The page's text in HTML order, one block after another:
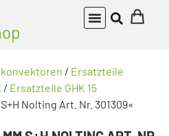
/ Ersatzteile
/ Ersatzteile GHK 15
Nolting Art. Nr. 301309«